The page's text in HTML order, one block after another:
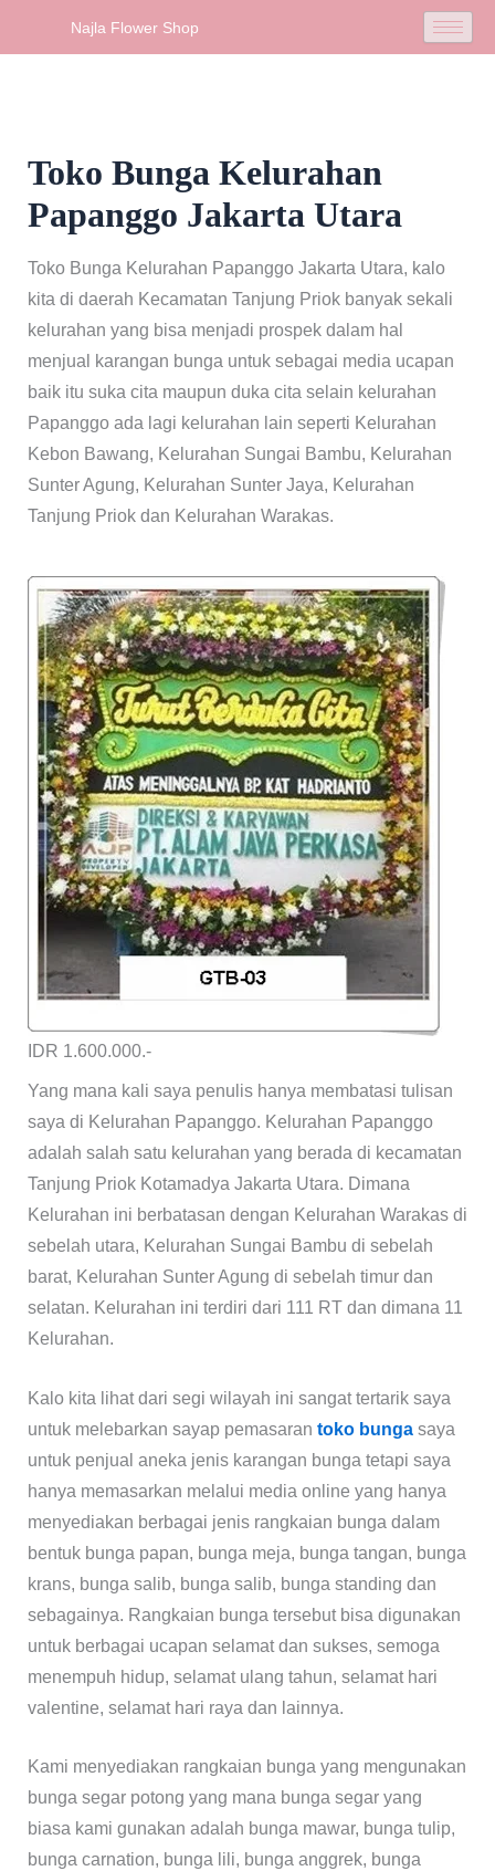
Najla Flower Shop
Toko Bunga Kelurahan
Papanggo Jakarta Utara
Toko Bunga Kelurahan Papanggo Jakarta Utara, kalo
kita di daerah Kecamatan Tanjung Priok banyak sekali
kelurahan yang bisa menjadi prospek dalam hal
menjual karangan bunga untuk sebagai media ucapan
baik itu suka cita maupun duka cita selain kelurahan
Papanggo ada lagi kelurahan lain seperti Kelurahan
Kebon Bawang, Kelurahan Sungai Bambu, Kelurahan
Sunter Agung, Kelurahan Sunter Jaya, Kelurahan
Tanjung Priok dan Kelurahan Warakas.
IDR 1.600.000.-
Yang mana kali saya penulis hanya membatasi tulisan
saya di Kelurahan Papanggo. Kelurahan Papanggo
adalah salah satu kelurahan yang berada di kecamatan
Tanjung Priok Kotamadya Jakarta Utara. Dimana
Kelurahan ini berbatasan dengan Kelurahan Warakas di
sebelah utara, Kelurahan Sungai Bambu di sebelah
barat, Kelurahan Sunter Agung di sebelah timur dan
selatan. Kelurahan ini terdiri dari 111 RT dan dimana 11
Kelurahan.
Kalo kita lihat dari segi wilayah ini sangat tertarik saya
untuk melebarkan sayap pemasaran toko bungasaya
untuk penjual aneka jenis karangan bunga tetapi saya
hanya memasarkan melalui media online yang hanya
menyediakan berbagai jenis rangkaian bunga dalam
bentuk bunga papan, bunga meja, bunga tangan, bunga
krans, bunga salib, bunga salib, bunga standing dan
sebagainya. Rangkaian bunga tersebut bisa digunakan
untuk berbagai ucapan selamat dan sukses, semoga
menempuh hidup, selamat ulang tahun, selamat hari
valentine, selamat hari raya dan lainnya.
Kami menyediakan rangkaian bunga yang mengunakan
bunga segar potong yang mana bunga segar yang
biasa kami gunakan adalah bunga mawar, bunga tulip,
bunga carnation, bunga lili, bunga anggrek, bunga